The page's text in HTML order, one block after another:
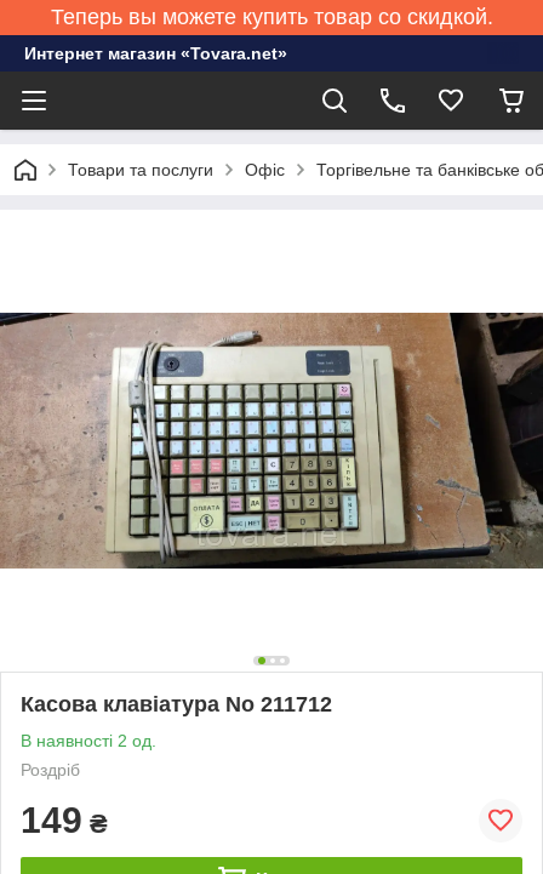
Теперь вы можете купить товар со скидкой.
Интернет магазин «Tovara.net»
Товари та послуги Офіс Торгівельне та банківське
Касова клавіатура No 211712
В наявності 2 од.
Роздріб
149 ₴